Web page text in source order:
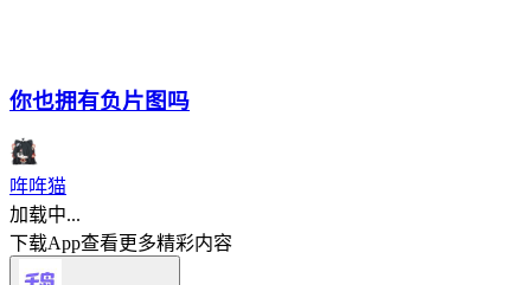
你也拥有负片图吗
哖哖猫
加载中...
下载App查看更多精彩内容